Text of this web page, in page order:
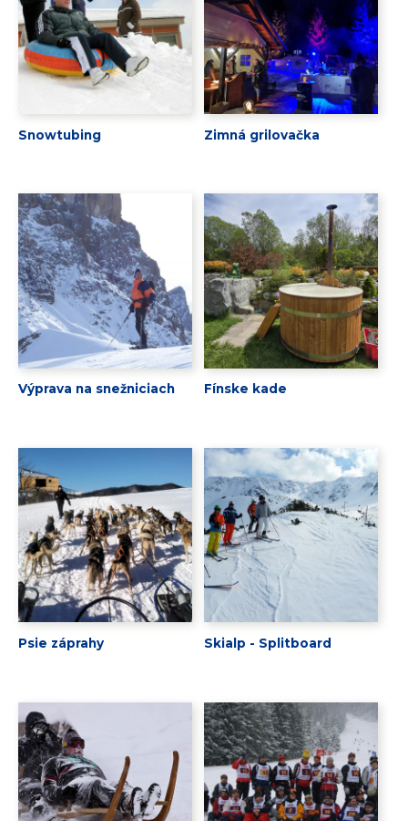
Snowtubing Zimná grilovačka
Výprava na snežniciach Fínske kade
Psie záprahy Skialp - Splitboard